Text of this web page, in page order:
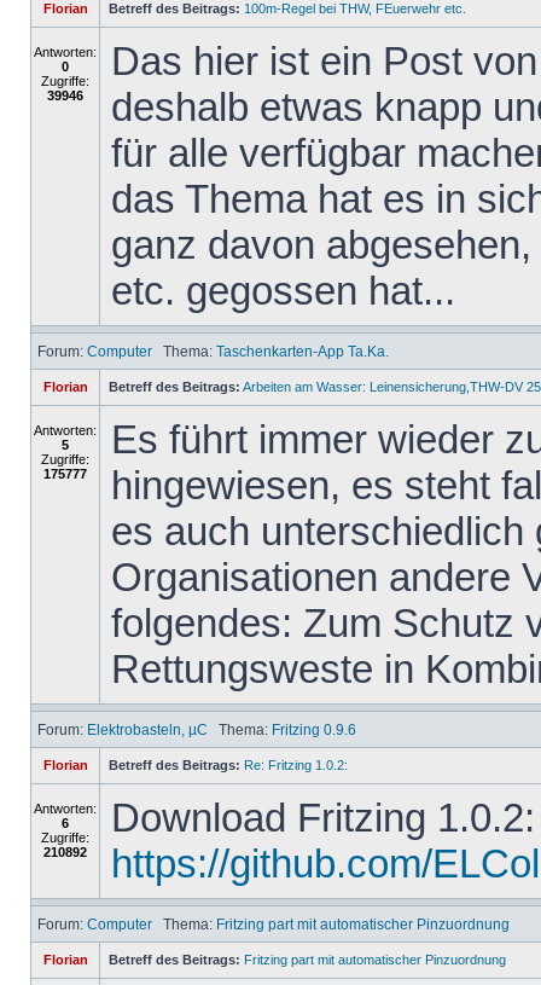
Florian Betreff des Beitrags: 100m-Regel bei THW, FEuerwehr etc.
Antworten:
0
Zugriffe:
39946
Das hier ist ein Post
deshalb etwas knapp
für alle verfügbar
das Thema hat es in
ganz davon
etc. gegossen hat...
Forum: Computer Thema: Taschenkarten-App Ta.Ka.
Florian Betreff des Beitrags: Arbeiten am Wasser: Leinensicherung,THW-DV
Antworten:
5
Zugriffe:
175777
Es führt immer wieder
hingewiesen, es steht
es auch unterschiedlich
Organisationen andere
folgendes: Zum Schutz
Rettungsweste in
Forum: Elektrobasteln, µC Thema: Fritzing 0.9.6
Florian Betreff des Beitrags: Re: Fritzing 1.0.2:
Antworten:
6
Zugriffe:
210892
Download Fritzing 1.0.2:
https://github.com/
Forum: Computer Thema: Fritzing part mit automatischer Pinzuordnung
Florian Betreff des Beitrags: Fritzing part mit automatischer Pinzuordnung